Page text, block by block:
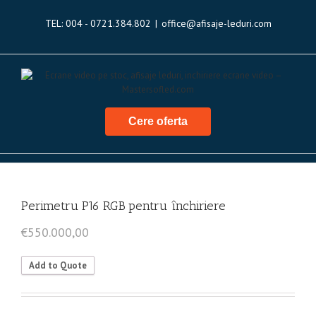
TEL: 004 - 0721.384.802 | office@afisaje-leduri.com
Cere oferta
Perimetru P16 RGB pentru închiriere
€550.000,00
Add to Quote